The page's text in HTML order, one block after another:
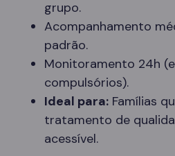
grupo.
Acompanhamento
padrão.
Monitoramento 24h
compulsórios).
Ideal para: Famílias
tratamento de
acessível.